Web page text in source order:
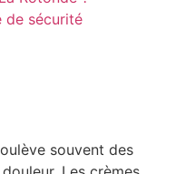
souvent des
de sécurité